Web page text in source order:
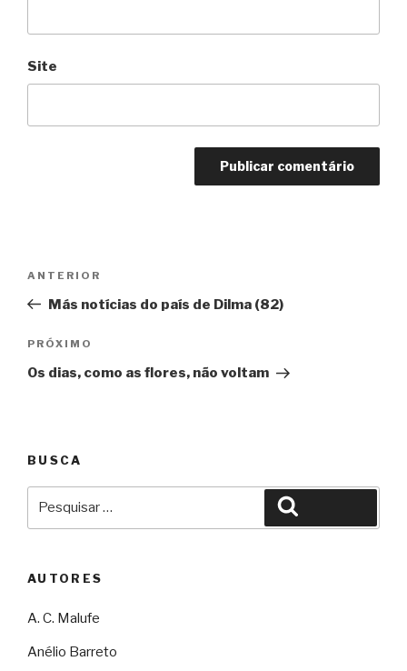
Site
Post
Anterior
ANTERIOR
Más notícias do país de Dilma (82)
Próximo
PRÓXIMO
Os dias, como as flores, não voltam
BUSCA
AUTORES
A. C. Malufe
Anélio Barreto